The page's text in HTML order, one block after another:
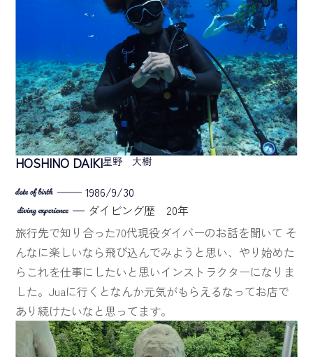
HOSHINO DAIKI星野 大樹
1986/9/30
ダイビング歴 20年
旅行先で知り合った70代現役ダイバーのお話を聞いて そ
んなに楽しいなら飛び込んでみようと思い、やり始めた
らこれを仕事にしたいと思いインストラクターになりま
した。Juaに行くとなんか元気がもらえるなってお店で
あり続けたいなと思ってます。